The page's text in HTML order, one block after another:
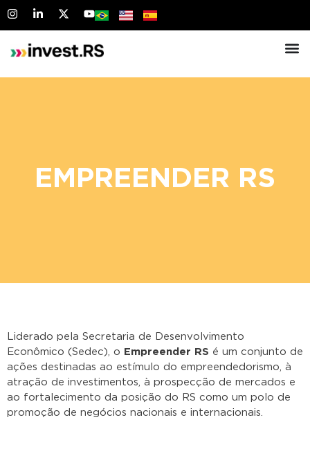
EMPREENDER RS
Liderado pela Secretaria de Desenvolvimento
Econômico (Sedec), o Empreender RS é um conjunto de
ações destinadas ao estímulo do empreendedorismo, à
atração de investimentos, à prospecção de mercados e
ao fortalecimento da posição do RS como um polo de
promoção de negócios nacionais e internacionais.